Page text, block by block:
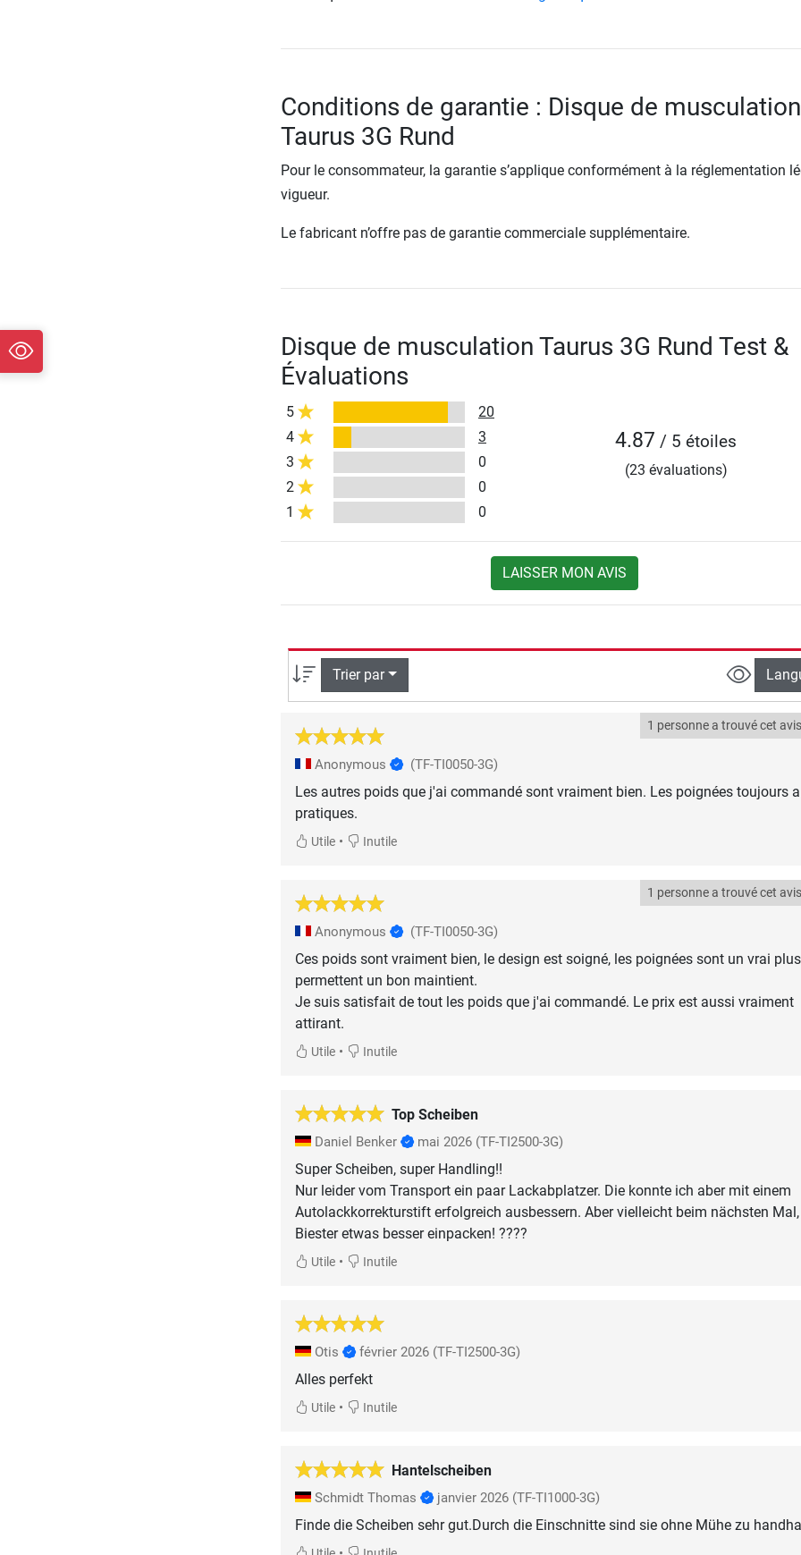
Conditions de garantie : Disque de musculation
Taurus 3G Rund
Pour le consommateur, la garantie s’applique conformément à la réglementation
vigueur.
Le fabricant n’offre pas de garantie commerciale supplémentaire.
Disque de musculation Taurus 3G Rund Test &
Évaluations
5
20
4
3
3
0
2
0
1
0
4.87 / 5 étoiles
(23 évaluations)
LAISSER MON AVIS
Trier par
1 personne a trouvé cet
Anonymous (TF-TI0050-3G)
Les autres poids que j'ai commandé sont vraiment bien. Les poignées toujours
pratiques.
Utile• Inutile
1 personne a trouvé cet
Anonymous (TF-TI0050-3G)
Ces poids sont vraiment bien, le design est soigné, les poignées sont un vrai
permettent un bon maintient.
Je suis satisfait de tout les poids que j'ai commandé. Le prix est aussi vraiment
attirant.
Utile• Inutile
Top Scheiben
Daniel Benker mai 2026 (TF-TI2500-3G)
Super Scheiben, super Handling!!
Nur leider vom Transport ein paar Lackabplatzer. Die konnte ich aber mit einem
Autolackkorrekturstift erfolgreich ausbessern. Aber vielleicht beim nächsten
Biester etwas besser einpacken! ????
Utile• Inutile
Otis février 2026 (TF-TI2500-3G)
Alles perfekt
Utile• Inutile
Hantelscheiben
Schmidt Thomas janvier 2026 (TF-TI1000-3G)
Finde die Scheiben sehr gut.Durch die Einschnitte sind sie ohne Mühe zu